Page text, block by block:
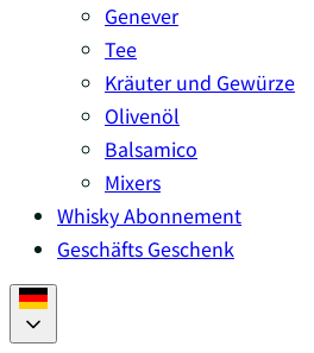
Genever
Tee
Kräuter und Gewürze
Olivenöl
Balsamico
Mixers
Whisky Abonnement
Geschäfts Geschenk